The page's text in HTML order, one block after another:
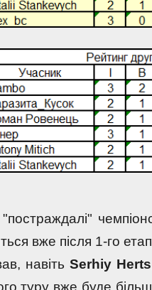
вже після 1-го
навіть Serhiy Herts
туру вже буде